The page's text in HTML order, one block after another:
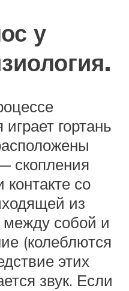
у
гортань
скопления
со
из
между собой и
(колеблются
этих
звук. Если